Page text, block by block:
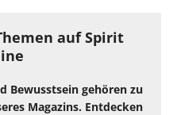
auf Spirit
Bewusstsein gehören zu
Magazins. Entdecken